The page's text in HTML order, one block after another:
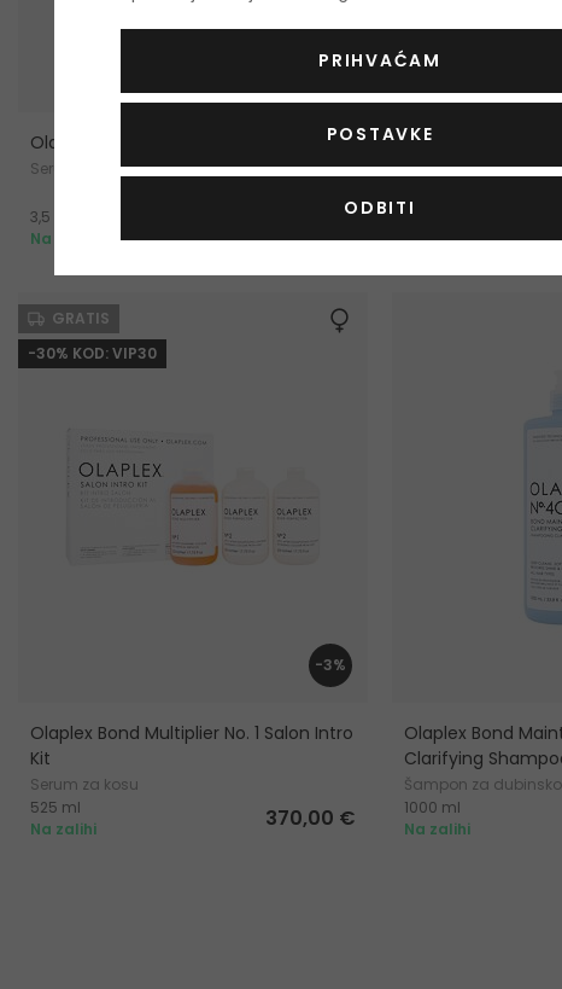
Olaplex Browbond Building Serum
Serum za rast obrva
3,5 ml
Na zalihi
Olaplex Bond
Conditioner FINE
250 ml
Na zalihi 2 verzije
GRATIS
-30% KOD: VIP30
-3%
Olaplex Bond Multiplier No. 1 Salon Intro
Kit
Serum za kosu
525 ml
Na zalihi
370,00 €
Olaplex Bond
Clarifying
Šampon za
1000 ml
Na zalihi
PRIHVAĆAM
POSTAVKE
ODBITI